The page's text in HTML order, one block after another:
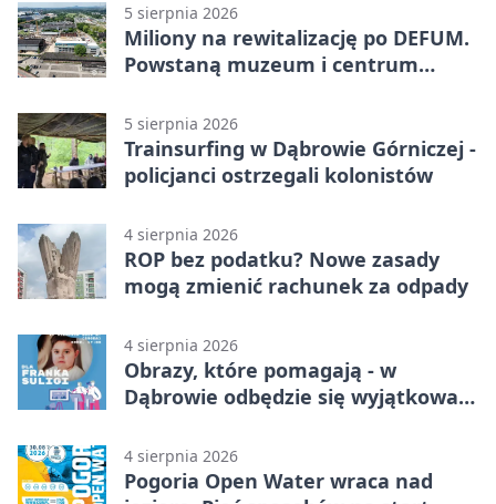
5 sierpnia 2026
Miliony na rewitalizację po DEFUM.
Powstaną muzeum i centrum
5 sierpnia 2026
Trainsurfing w Dąbrowie Górniczej -
policjanci ostrzegali kolonistów
4 sierpnia 2026
ROP bez podatku? Nowe zasady
mogą zmienić rachunek za odpady
4 sierpnia 2026
Obrazy, które pomagają - w
Dąbrowie odbędzie się wyjątkowa
4 sierpnia 2026
Pogoria Open Water wraca nad